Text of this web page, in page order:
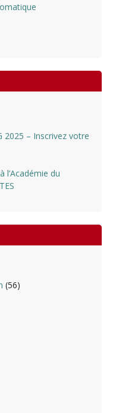
2025 – Inscrivez votre
l’Académie du
(56)